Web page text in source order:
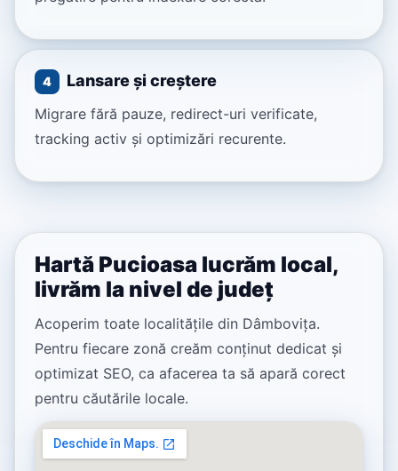
4 Lansare și creștere
Migrare fără pauze, redirect-uri verificate,
tracking activ și optimizări recurente.
Hartă Pucioasa lucrăm local,
livrăm la nivel de județ
Acoperim toate localitățile din Dâmbovița.
Pentru fiecare zonă creăm conținut dedicat și
optimizat SEO, ca afacerea ta să apară corect
pentru căutările locale.